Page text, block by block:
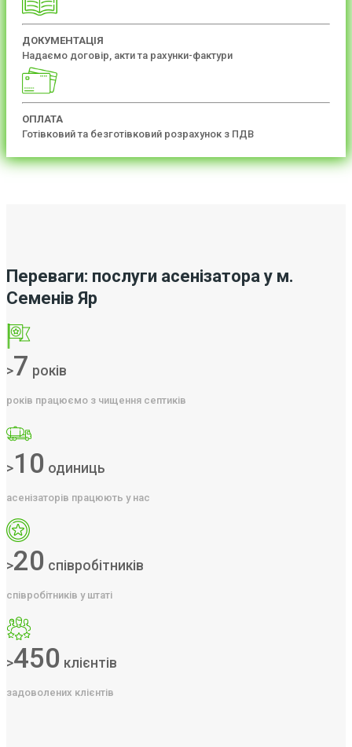
ДОКУМЕНТАЦІЯ
Надаємо договір, акти та рахунки-фактури
ОПЛАТА
Готівковий та безготівковий розрахунок з ПДВ
Переваги: послуги асенізатора у м.
Семенів Яр
>7 років
років працюємо з чищення септиків
>10 одиниць
асенізаторів працюють у нас
>20 співробітників
співробітників у штаті
>450 клієнтів
задоволених клієнтів